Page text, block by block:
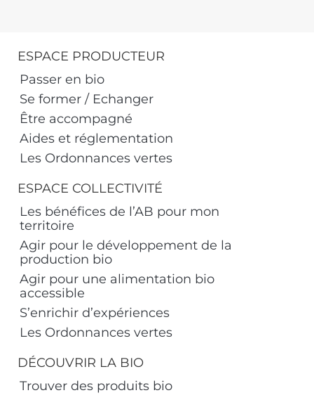
ESPACE PRODUCTEUR
Passer en bio
Se former / Echanger
Être accompagné
Aides et réglementation
Les Ordonnances vertes
ESPACE COLLECTIVITÉ
Les bénéfices de l’AB pour mon
territoire
Agir pour le développement de la
production bio
Agir pour une alimentation bio
accessible
S’enrichir d’expériences
Les Ordonnances vertes
DÉCOUVRIR LA BIO
Trouver des produits bio